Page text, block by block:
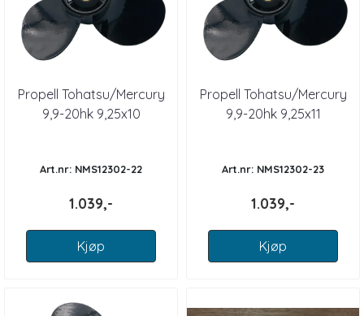
Propell Tohatsu/Mercury
9,9-20hk 9,25x10
Art.nr: NMS12302-22
1.039,-
Kjøp
Propell Tohatsu/Mercury
9,9-20hk 9,25x11
Art.nr: NMS12302-23
1.039,-
Kjøp